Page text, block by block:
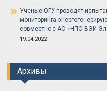
Ученые ОГУ проводят
мониторинга
совместно с АО «НПО ВЭИ
19.04.2022
Архивы